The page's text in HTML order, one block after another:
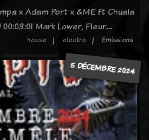
x Adam Port x &ME ft Chuala
Mark Lower, Fleur…
house electro Emissions
5 DÉCEMBRE 2024